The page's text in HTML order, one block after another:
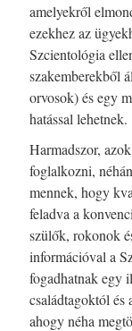
amelyekről
ezekhez az
Szcientológia
szakemberekből
orvosok) és egy
hatással lehetnek.
Harmadszor,
foglalkozni,
mennek, hogy
feladva a
szülők, rokonok
információval a
fogadhatnak egy
családtagoktól és
ahogy néha